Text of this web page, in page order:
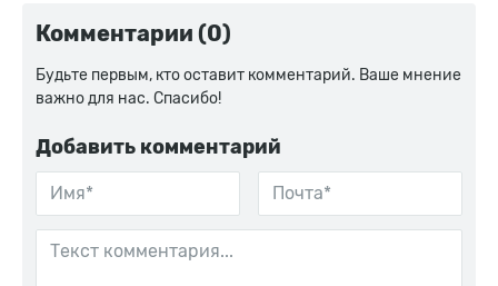
Комментарии (0)
Будьте первым, кто оставит комментарий. Ваше мнение
важно для нас. Спасибо!
Добавить комментарий